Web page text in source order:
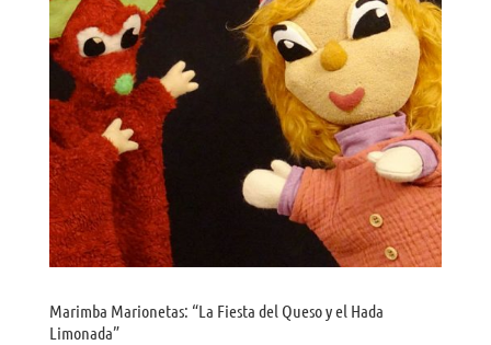
Marimba Marionetas: “La Fiesta del Queso y el Hada
Limonada”